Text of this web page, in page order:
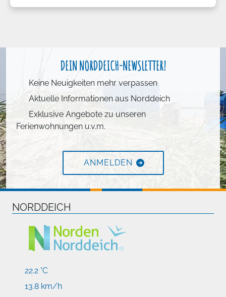
DEIN NORDDEICH-NEWSLETTER!
Keine Neuigkeiten mehr verpassen
Aktuelle Informationen aus Norddeich
Exklusive Angebote zu unseren
Ferienwohnungen u.v.m.
ANMELDEN
NORDDEICH
22.2 °C
13.8 km/h